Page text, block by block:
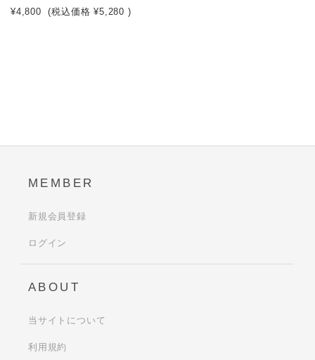
¥4,800 (税込価格 ¥5,280 )
MEMBER
新規会員登録
ログイン
ABOUT
当サイトについて
利用規約